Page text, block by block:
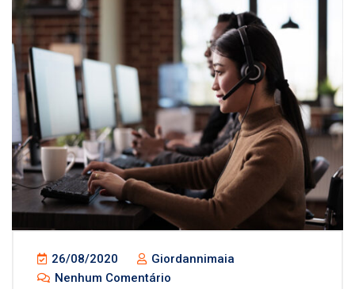
26/08/2020
Giordannimaia
Nenhum Comentário